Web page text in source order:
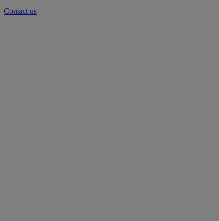
Contact us